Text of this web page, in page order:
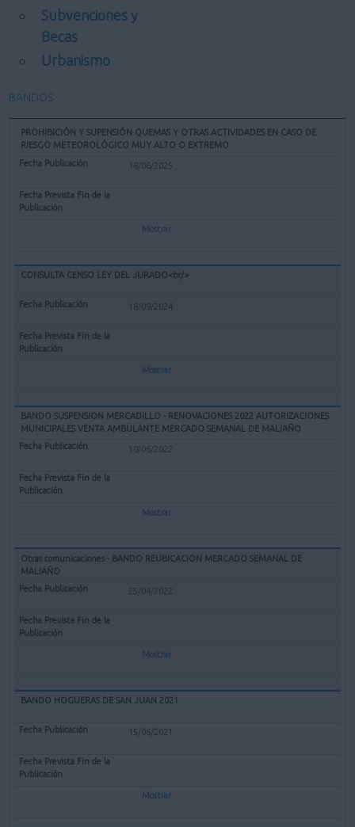
Subvenciones y
Becas
Urbanismo
BANDOS
PROHIBICIÓN Y SUPENSIÓN QUEMAS Y OTRAS ACTIVIDADES EN CASO DE
RIESGO METEOROLÓGICO MUY ALTO O EXTREMO
18/06/2025
Mostrar
CONSULTA CENSO LEY DEL JURADO<br/>
18/09/2024
Mostrar
BANDO SUSPENSION MERCADILLO - RENOVACIONES 2022 AUTORIZACIONES
MUNICIPALES VENTA AMBULANTE MERCADO SEMANAL DE MALIAÑO
10/06/2022
Mostrar
Otras comunicaciones - BANDO REUBICACION MERCADO SEMANAL DE
MALIAÑO
25/04/2022
Mostrar
BANDO HOGUERAS DE SAN JUAN 2021
15/06/2021
Mostrar